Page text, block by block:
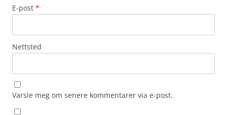
E-post *
Nettsted
Varsle meg om senere kommentarer via e-post.